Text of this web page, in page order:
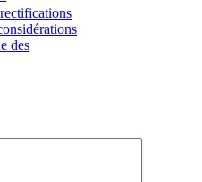
des